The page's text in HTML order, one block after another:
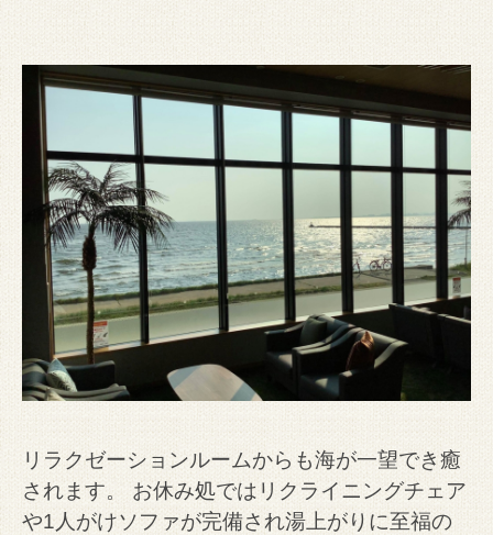
リラクゼーションルームからも海が一望でき癒
されます。 お休み処ではリクライニングチェア
や1人がけソファが完備され湯上がりに至福の